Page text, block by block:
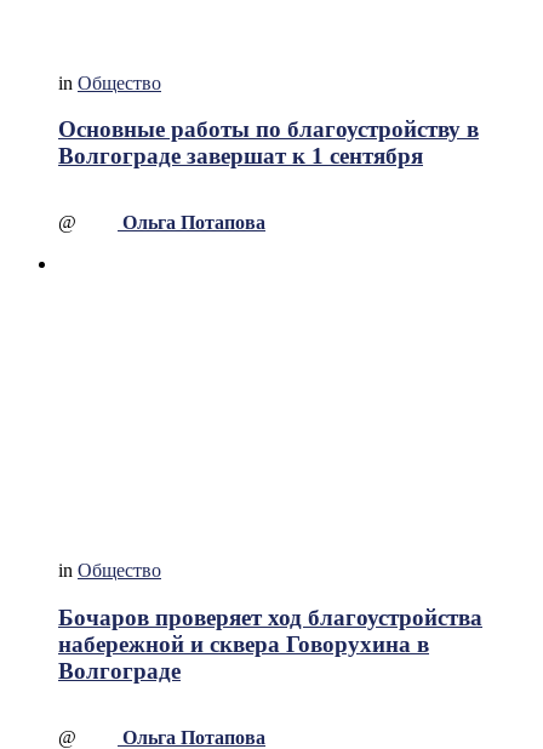
in Общество
Основные работы по благоустройству в
Волгограде завершат к 1 сентября
@ Ольга Потапова
in Общество
Бочаров проверяет ход благоустройства
набережной и сквера Говорухина в
Волгограде
@ Ольга Потапова